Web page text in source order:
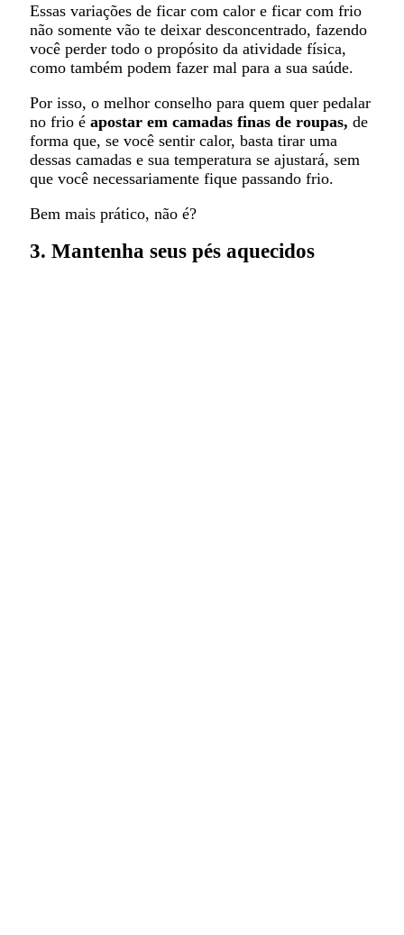
Essas variações de ficar com calor e ficar com frio
não somente vão te deixar desconcentrado, fazendo
você perder todo o propósito da atividade física,
como também podem fazer mal para a sua saúde.
Por isso, o melhor conselho para quem quer pedalar
no frio é apostar em camadas finas de roupas, de
forma que, se você sentir calor, basta tirar uma
dessas camadas e sua temperatura se ajustará, sem
que você necessariamente fique passando frio.
Bem mais prático, não é?
3. Mantenha seus pés aquecidos